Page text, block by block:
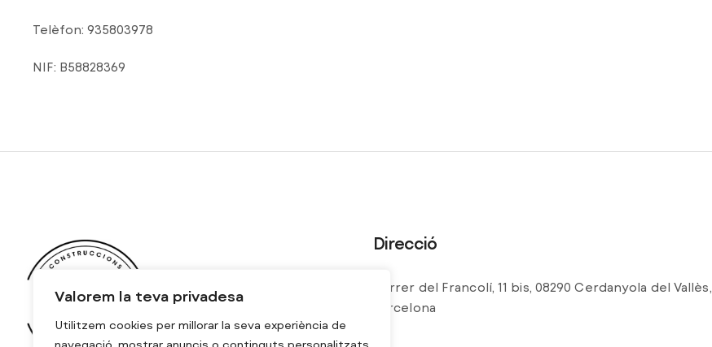
Valorem la teva privadesa
Utilitzem cookies per millorar la seva experiència de
navegació, mostrar anuncis o continguts personalitzats
Telèfon: 935803978
NIF: B58828369
Direcció
Carrer del Francolí, 11 bis, 08290 Cerdanyola del Vallès,
Barcelona